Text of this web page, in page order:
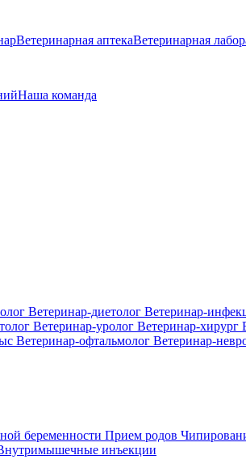
Ветеринарная аптекаВетеринарная
Наша команда
Ветеринар-диетолог Ветеринар-
Ветеринар-уролог Ветеринар-хирург
Ветеринар-офтальмолог Ветеринар-
беременности Прием родов
инъекции